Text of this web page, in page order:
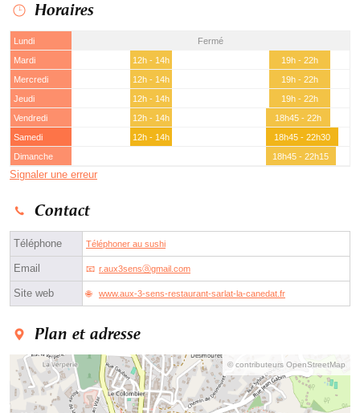
Horaires
Lundi
Fermé
Mardi
12h - 14h
19h - 22h
Mercredi
12h - 14h
19h - 22h
Jeudi
12h - 14h
19h - 22h
Vendredi
12h - 14h
18h45 - 22h
Samedi
12h - 14h
18h45 - 22h30
Dimanche
18h45 - 22h15
Signaler une erreur
Contact
Téléphone Téléphoner au sushi
Email r.aux3sensⓐgmail.com
Site web www.aux-3-sens-restaurant-sarlat-la-canedat.fr
Plan et adresse
© contributeurs OpenStreetMap